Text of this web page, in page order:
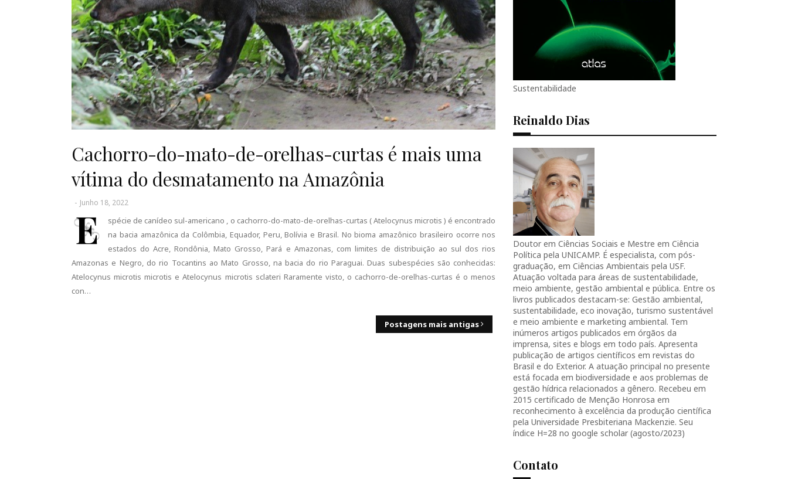
Cachorro-do-mato-de-orelhas-curtas é mais uma
vítima do desmatamento na Amazônia
- Junho 18, 2022
E
spécie de canídeo sul-americano , o cachorro-do-mato-de-orelhas-curtas ( Atelocynus microtis ) é encontrado
na bacia amazônica da Colômbia, Equador, Peru, Bolívia e Brasil. No bioma amazônico brasileiro ocorre nos
estados do Acre, Rondônia, Mato Grosso, Pará e Amazonas, com limites de distribuição ao sul dos rios
Amazonas e Negro, do rio Tocantins ao Mato Grosso, na bacia do rio Paraguai. Duas subespécies são conhecidas:
Atelocynus microtis microtis e Atelocynus microtis sclateri Raramente visto, o cachorro-de-orelhas-curtas é o menos
con…
Postagens mais antigas
Sustentabilidade
Reinaldo Dias
Doutor em Ciências Sociais e Mestre em Ciência
Política pela UNICAMP. É especialista, com pós-
graduação, em Ciências Ambientais pela USF.
Atuação voltada para áreas de sustentabilidade,
meio ambiente, gestão ambiental e pública. Entre os
livros publicados destacam-se: Gestão ambiental,
sustentabilidade, eco inovação, turismo sustentável
e meio ambiente e marketing ambiental. Tem
inúmeros artigos publicados em órgãos da
imprensa, sites e blogs em todo país. Apresenta
publicação de artigos científicos em revistas do
Brasil e do Exterior. A atuação principal no presente
está focada em biodiversidade e aos problemas de
gestão hídrica relacionados a gênero. Recebeu em
2015 certificado de Menção Honrosa em
reconhecimento à excelência da produção científica
pela Universidade Presbiteriana Mackenzie. Seu
índice H=28 no google scholar (agosto/2023)
Contato